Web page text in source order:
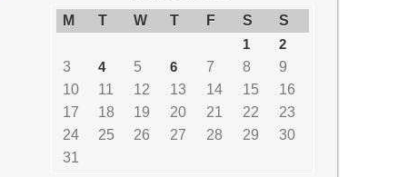
M T W T F S
S
1
2
3
4 5 6 7 8
9
10
11 12 13 14 15
16
17
18 19 20 21 22
23
24
25 26 27 28 29
30
31